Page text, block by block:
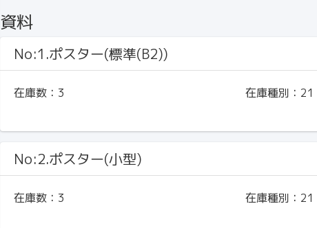
資料
No:1.ポスター(標準(B2))
在庫数： 3 在庫種別： 21
No:2.ポスター(小型)
在庫数： 3 在庫種別： 21